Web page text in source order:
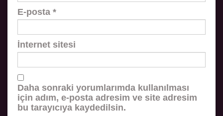
E-posta *
İnternet sitesi
Daha sonraki yorumlarımda kullanılması
için adım, e-posta adresim ve site adresim
bu tarayıcıya kaydedilsin.